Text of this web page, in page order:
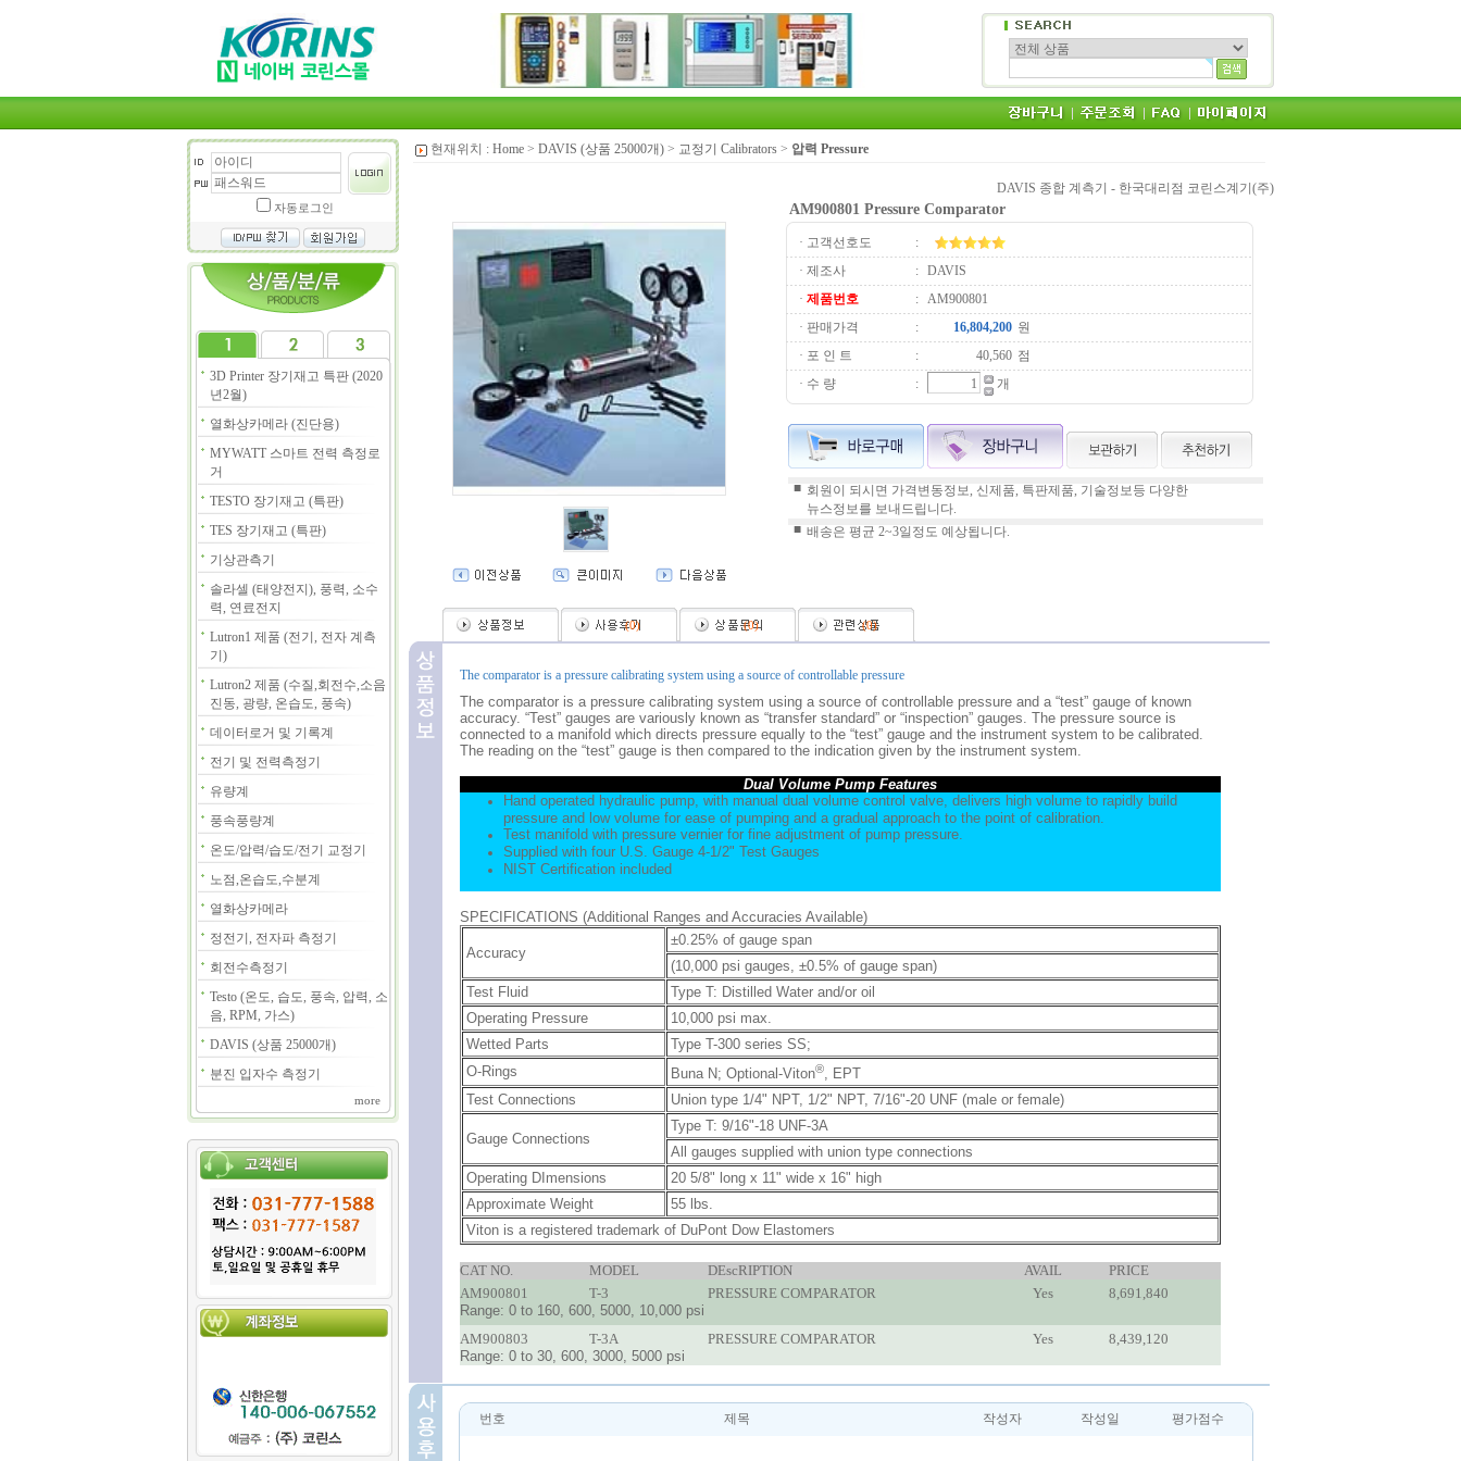
자동로그인
3D Printer 장기재고 특판 (2020
년2월)
열화상카메라 (진단용)
MYWATT 스마트 전력 측정로
거
TESTO 장기재고 (특판)
TES 장기재고 (특판)
기상관측기
솔라셀 (태양전지), 풍력, 소수
력, 연료전지
Lutron1 제품 (전기, 전자 계측
기)
Lutron2 제품 (수질,회전수,소음
진동, 광량, 온습도, 풍속)
데이터로거 및 기록계
전기 및 전력측정기
유량계
풍속풍량계
온도/압력/습도/전기 교정기
노점,온습도,수분계
열화상카메라
정전기, 전자파 측정기
회전수측정기
Testo (온도, 습도, 풍속, 압력, 소
음, RPM, 가스)
DAVIS (상품 25000개)
분진 입자수 측정기
more
현재위치 : Home > DAVIS (상품 25000개) > 교정기 Calibrators > 압력 Pressure
DAVIS 종합 계측기 - 한국대리점 코린스계기(주)
AM900801 Pressure Comparator
· 고객선호도
:
· 제조사
:
DAVIS
· 제품번호 :
AM900801
· 판매가격
:
원
· 포 인 트
:
점
· 수 량
: 개
■ 회원이 되시면 가격변동정보, 신제품, 특판제품, 기술정보등 다양한
뉴스정보를 보내드립니다.
■ 배송은 평균 2~3일정도 예상됩니다.
(0) (0) (0)
The comparator is a pressure calibrating system using a source of controllable pressure
The comparator is a pressure calibrating system using a source of controllable pressure and a “test” gauge of known
accuracy. “Test” gauges are variously known as “transfer standard” or “inspection” gauges. The pressure source is
connected to a manifold which directs pressure equally to the “test” gauge and the instrument system to be calibrated.
The reading on the “test” gauge is then compared to the indication given by the instrument system.
Dual Volume Pump Features
Hand operated hydraulic pump, with manual dual volume control valve, delivers high volume to rapidly build
pressure and low volume for ease of pumping and a gradual approach to the point of calibration.
Test manifold with pressure vernier for fine adjustment of pump pressure.
Supplied with four U.S. Gauge 4-1/2" Test Gauges
NIST Certification included
SPECIFICATIONS (Additional Ranges and Accuracies Available)
Accuracy
±0.25% of gauge span
(10,000 psi gauges, ±0.5% of gauge span)
Test Fluid
Type T: Distilled Water and/or oil
Operating Pressure
10,000 psi max.
Wetted Parts
Type T-300 series SS;
O-Rings
Buna N; Optional-Viton®, EPT
Test Connections
Union type 1/4" NPT, 1/2" NPT, 7/16"-20 UNF (male or female)
Gauge Connections
Type T: 9/16"-18 UNF-3A
All gauges supplied with union type connections
Operating DImensions
20 5/8" long x 11" wide x 16" high
Approximate Weight
55 lbs.
Viton is a registered trademark of DuPont Dow Elastomers
CAT NO. MODEL DEscRIPTION AVAIL
PRICE
AM900801
T-3 PRESSURE COMPARATOR Yes
8,691,840
Range: 0 to 160, 600, 5000, 10,000 psi
AM900803
T-3A PRESSURE COMPARATOR Yes
8,439,120
Range: 0 to 30, 600, 3000, 5000 psi
번호 제목 작성자 작성일 평가점수